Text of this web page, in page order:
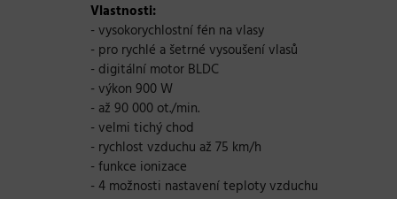
Vlastnosti:
- vysokorychlostní fén na vlasy
- pro rychlé a šetrné vysoušení vlasů
- digitální motor BLDC
- výkon 900 W
- až 90 000 ot./min.
- velmi tichý chod
- rychlost vzduchu až 75 km/h
- funkce ionizace
- 4 možnosti nastavení teploty vzduchu